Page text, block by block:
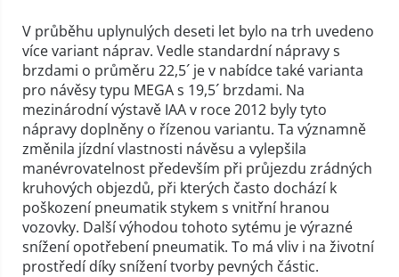
V průběhu uplynulých deseti let bylo na trh uvedeno
více variant náprav. Vedle standardní nápravy s
brzdami o průměru 22,5´ je v nabídce také varianta
pro návěsy typu MEGA s 19,5´ brzdami. Na
mezinárodní výstavě IAA v roce 2012 byly tyto
nápravy doplněny o řízenou variantu. Ta významně
změnila jízdní vlastnosti návěsu a vylepšila
manévrovatelnost především při průjezdu zrádných
kruhových objezdů, při kterých často dochází k
poškození pneumatik stykem s vnitřní hranou
vozovky. Další výhodou tohoto sytému je výrazné
snížení opotřebení pneumatik. To má vliv i na životní
prostředí díky snížení tvorby pevných částic.